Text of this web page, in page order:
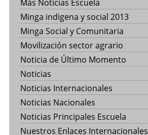
Más Noticias Escuela
Minga indigena y social 2013
Minga Social y Comunitaria
Movilización sector agrario
Noticia de Último Momento
Noticias
Noticias Internacionales
Noticias Nacionales
Noticias Principales Escuela
Nuestros Enlaces Internacionales